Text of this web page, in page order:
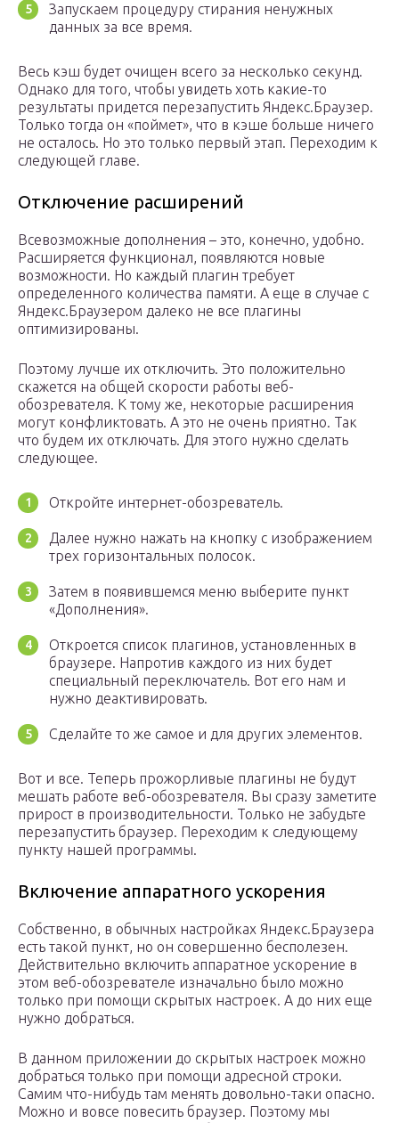
Запускаем процедуру стирания ненужных
данных за все время.
Весь кэш будет очищен всего за несколько секунд.
Однако для того, чтобы увидеть хоть какие-то
результаты придется перезапустить Яндекс.Браузер.
Только тогда он «поймет», что в кэше больше ничего
не осталось. Но это только первый этап. Переходим к
следующей главе.
Отключение расширений
Всевозможные дополнения – это, конечно, удобно.
Расширяется функционал, появляются новые
возможности. Но каждый плагин требует
определенного количества памяти. А еще в случае с
Яндекс.Браузером далеко не все плагины
оптимизированы.
Поэтому лучше их отключить. Это положительно
скажется на общей скорости работы веб-
обозревателя. К тому же, некоторые расширения
могут конфликтовать. А это не очень приятно. Так
что будем их отключать. Для этого нужно сделать
следующее.
Откройте интернет-обозреватель.
Далее нужно нажать на кнопку с изображением
трех горизонтальных полосок.
Затем в появившемся меню выберите пункт
«Дополнения».
Откроется список плагинов, установленных в
браузере. Напротив каждого из них будет
специальный переключатель. Вот его нам и
нужно деактивировать.
Сделайте то же самое и для других элементов.
Вот и все. Теперь прожорливые плагины не будут
мешать работе веб-обозревателя. Вы сразу заметите
прирост в производительности. Только не забудьте
перезапустить браузер. Переходим к следующему
пункту нашей программы.
Включение аппаратного ускорения
Собственно, в обычных настройках Яндекс.Браузера
есть такой пункт, но он совершенно бесполезен.
Действительно включить аппаратное ускорение в
этом веб-обозревателе изначально было можно
только при помощи скрытых настроек. А до них еще
нужно добраться.
В данном приложении до скрытых настроек можно
добраться только при помощи адресной строки.
Самим что-нибудь там менять довольно-таки опасно.
Можно и вовсе повесить браузер. Поэтому мы